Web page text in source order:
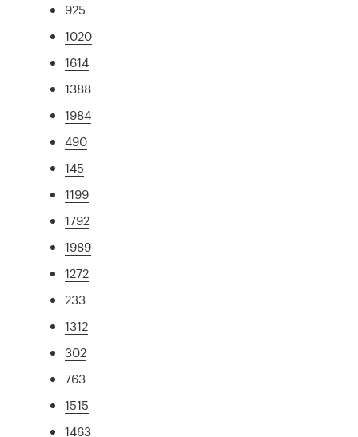
925
1020
1614
1388
1984
490
145
1199
1792
1989
1272
233
1312
302
763
1515
1463